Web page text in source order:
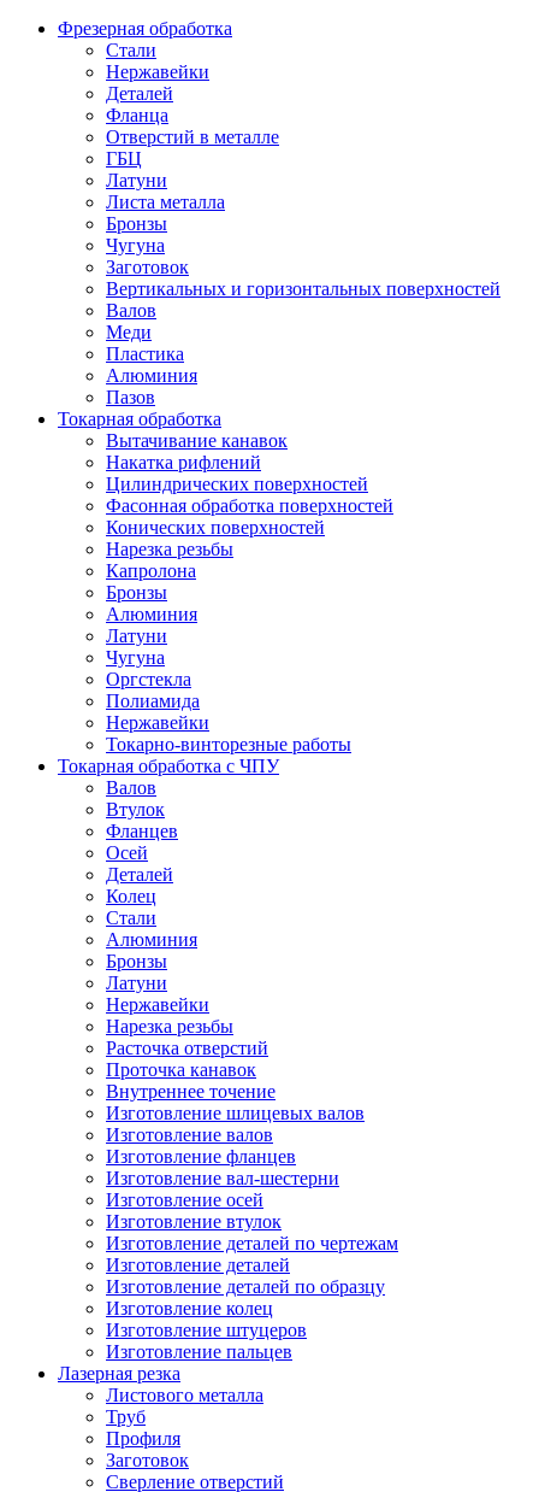
Фрезерная обработка
Стали
Нержавейки
Деталей
Фланца
Отверстий в металле
ГБЦ
Латуни
Листа металла
Бронзы
Чугуна
Заготовок
Вертикальных и горизонтальных поверхностей
Валов
Меди
Пластика
Алюминия
Пазов
Токарная обработка
Вытачивание канавок
Накатка рифлений
Цилиндрических поверхностей
Фасонная обработка поверхностей
Конических поверхностей
Нарезка резьбы
Капролона
Бронзы
Алюминия
Латуни
Чугуна
Оргстекла
Полиамида
Нержавейки
Токарно-винторезные работы
Токарная обработка с ЧПУ
Валов
Втулок
Фланцев
Осей
Деталей
Колец
Стали
Алюминия
Бронзы
Латуни
Нержавейки
Нарезка резьбы
Расточка отверстий
Проточка канавок
Внутреннее точение
Изготовление шлицевых валов
Изготовление валов
Изготовление фланцев
Изготовление вал-шестерни
Изготовление осей
Изготовление втулок
Изготовление деталей по чертежам
Изготовление деталей
Изготовление деталей по образцу
Изготовление колец
Изготовление штуцеров
Изготовление пальцев
Лазерная резка
Листового металла
Труб
Профиля
Заготовок
Сверление отверстий